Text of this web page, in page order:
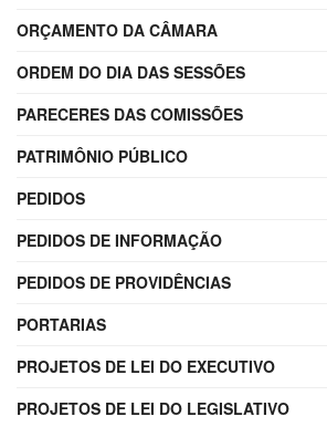
ORÇAMENTO DA CÂMARA
ORDEM DO DIA DAS SESSÕES
PARECERES DAS COMISSÕES
PATRIMÔNIO PÚBLICO
PEDIDOS
PEDIDOS DE INFORMAÇÃO
PEDIDOS DE PROVIDÊNCIAS
PORTARIAS
PROJETOS DE LEI DO EXECUTIVO
PROJETOS DE LEI DO LEGISLATIVO